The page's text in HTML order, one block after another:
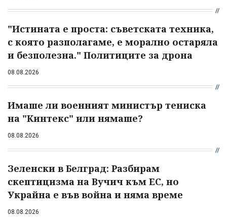
"Истината е проста: съветската техника,
с която разполагаме, е морално остаряла
и безполезна." Политиците за дрона
08.08.2026
Имаше ли военният министър тениска
на "Кинтекс" или нямаше?
08.08.2026
Зеленски в Белград: Разбирам
скептицизма на Вучич към ЕС, но
Украйна е във война и няма време
08.08.2026